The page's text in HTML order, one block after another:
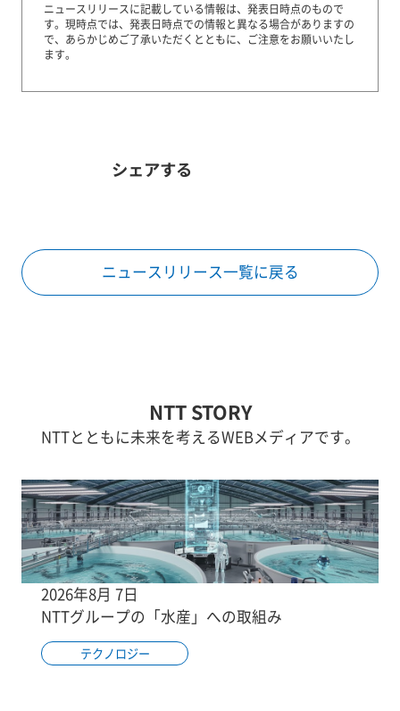
ニュースリリースに記載している情報は、発表日時点のもので
す。 現時点では、発表日時点での情報と異なる場合がありますの
で、あらかじめご了承いただくとともに、ご注意をお願いいたし
ます。
シェアする
ニュースリリース一覧に戻る
NTT STORY
NTTとともに未来を考えるWEBメディアです。
2026年8月 7日
NTTグループの「水産」への取組み
テクノロジー